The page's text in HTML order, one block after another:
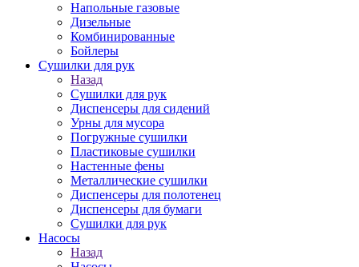
Напольные газовые
Дизельные
Комбинированные
Бойлеры
Сушилки для рук
Назад
Сушилки для рук
Диспенсеры для сидений
Урны для мусора
Погружные сушилки
Пластиковые сушилки
Настенные фены
Металлические сушилки
Диспенсеры для полотенец
Диспенсеры для бумаги
Сушилки для рук
Насосы
Назад